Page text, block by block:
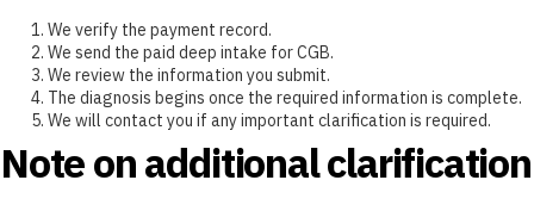
We verify the payment record.
We send the paid deep intake for CGB.
We review the information you submit.
The diagnosis begins once the required information is complete.
We will contact you if any important clarification is required.
Note on additional clarification